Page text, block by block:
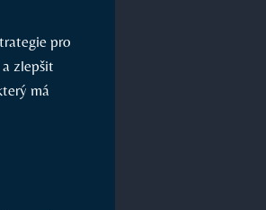
pro
zlepšit
má